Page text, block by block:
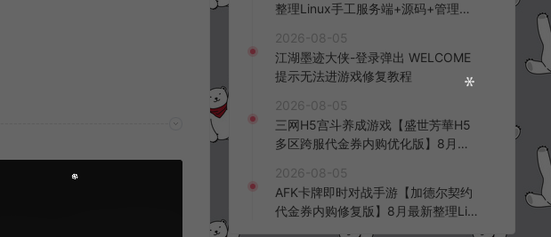
整理Linux手工服务端+源码+管理后
频教程
2026-08-05
江湖墨迹大侠-登录弹出 WELCOME
提示无法进游戏修复教程
2026-08-05
三网H5宫斗养成游戏【盛世芳華H5
多区跨服代金券内购优化版】8月最
台+全资源安卓+详细搭建教程+视频
教程
2026-08-05
AFK卡牌即时对战手游【加德尔契约
代金券内购修复版】8月最新整理Lin